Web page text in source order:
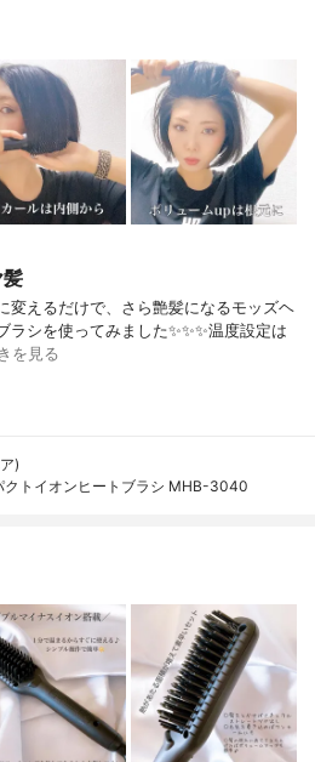
変えるだけで、さら艶髪になるモッズヘ
ラシを使ってみました✨✨✨温度設定は
を見る
)
クトイオンヒートブラシ MHB-3040